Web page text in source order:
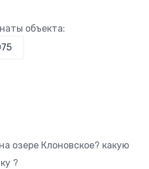
объекта:
озере Клоновское? какую
?